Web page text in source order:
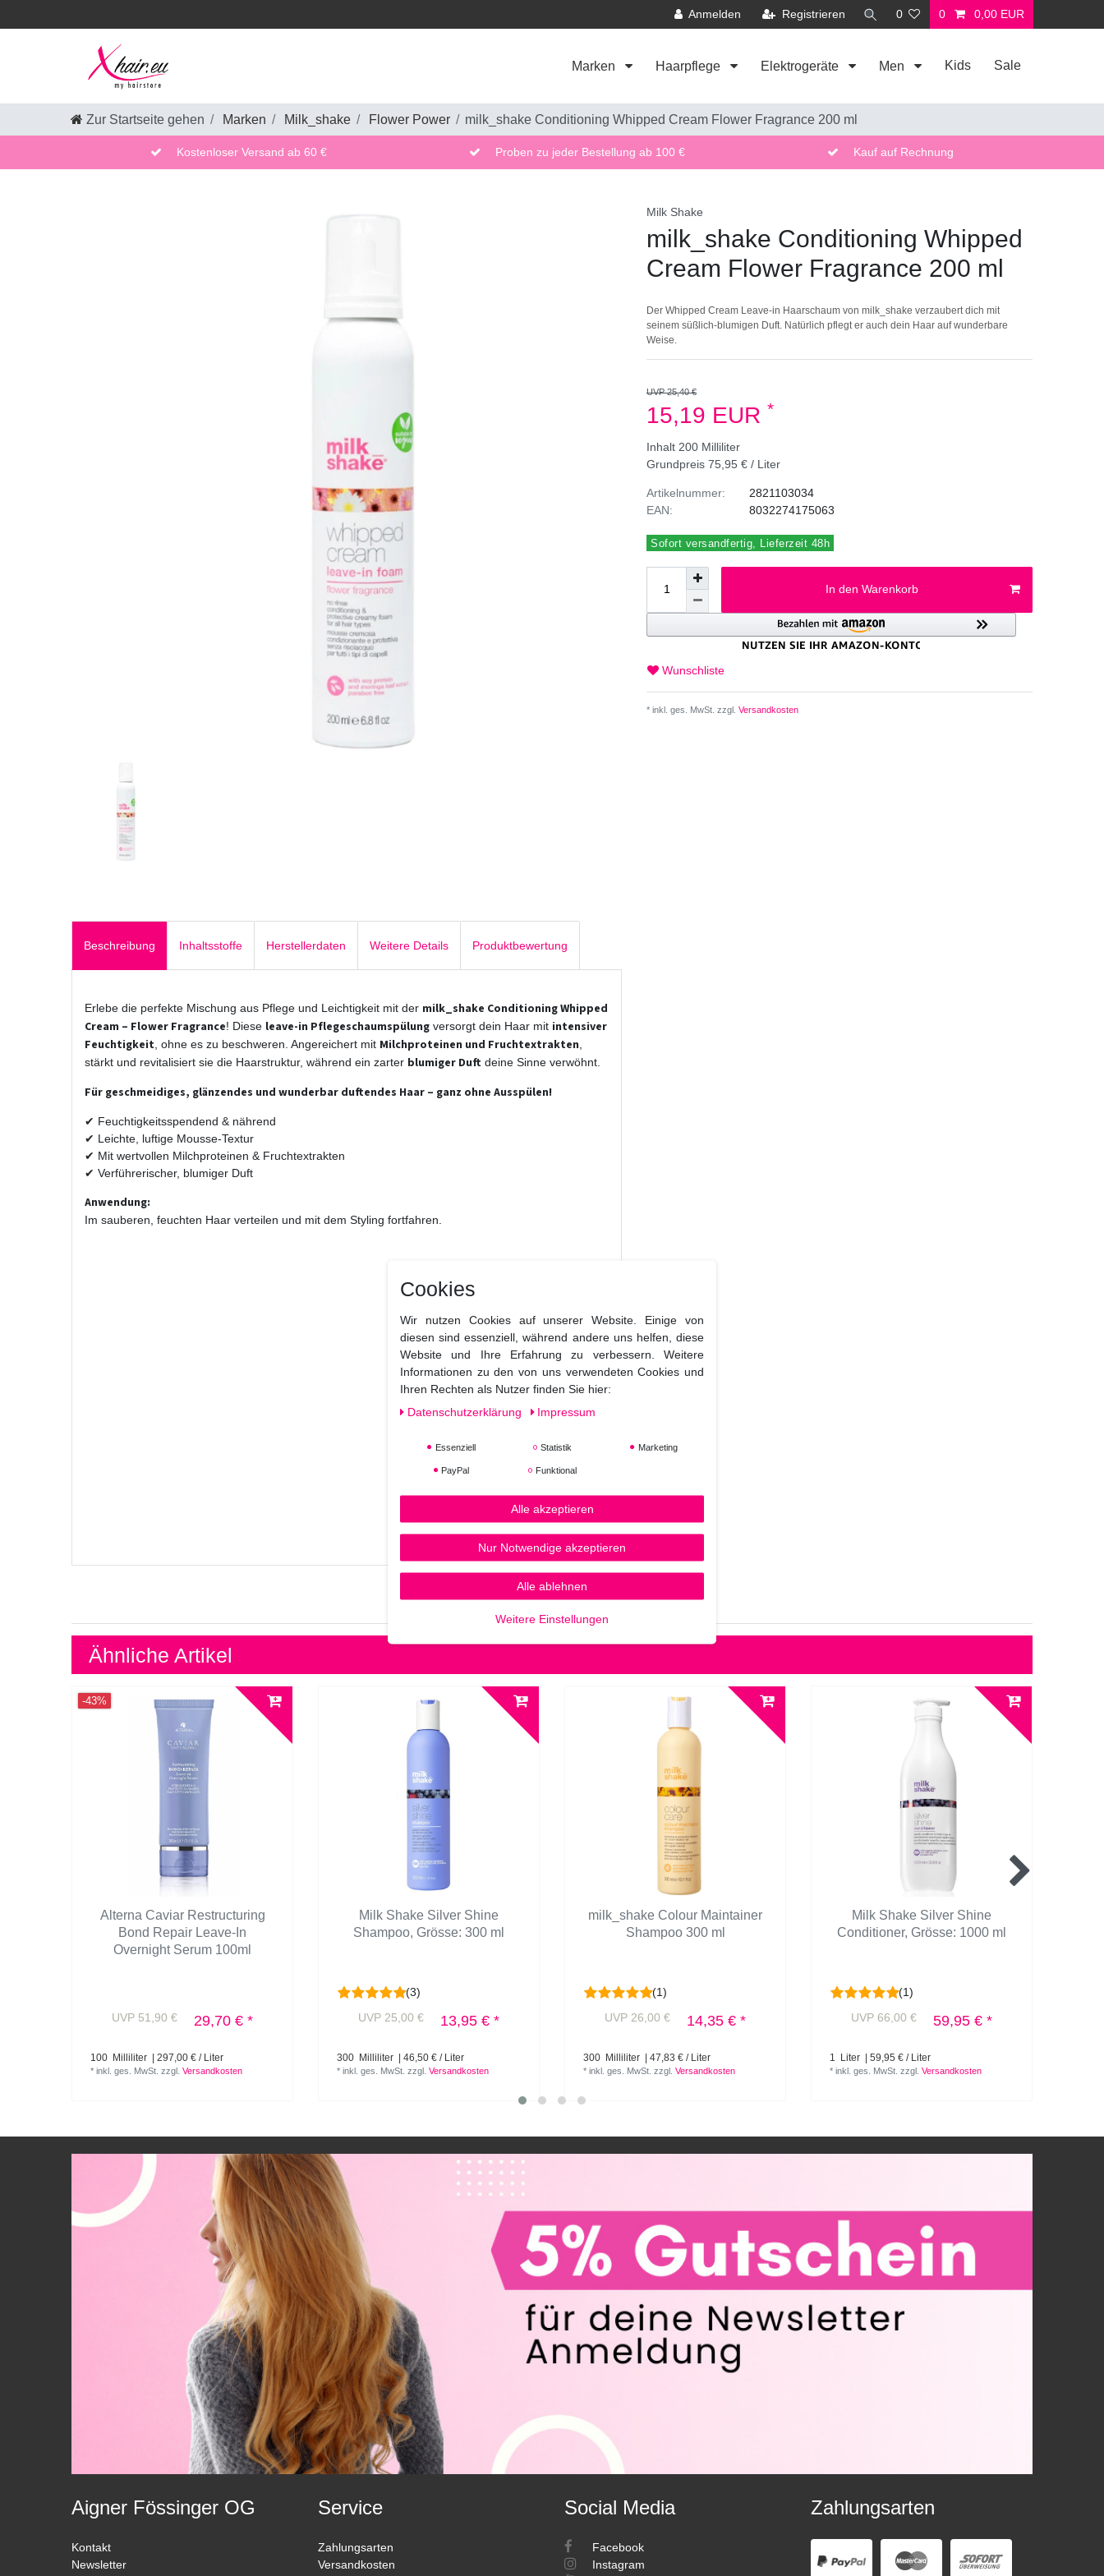
Anmelden Registrieren 0 0 0,00 EUR
Marken Haarpflege Elektrogeräte Men Kids Sale
Zur Startseite gehen Marken Milk_shake Flower Power milk_shake Conditioning Whipped Cream Flower Fragrance 200 ml
Kostenloser Versand ab 60 € Proben zu jeder Bestellung ab 100 € Kauf auf Rechnung
Milk Shake
milk_shake Conditioning Whipped
Cream Flower Fragrance 200 ml
Der Whipped Cream Leave-in Haarschaum von milk_shake verzaubert dich mit
seinem süßlich-blumigen Duft. Natürlich pflegt er auch dein Haar auf wunderbare
Weise.
UVP 25,40 €
15,19 EUR *
Inhalt 200 Milliliter
Grundpreis 75,95 € / Liter
Artikelnummer:
EAN:
2821103034
8032274175063
Sofort versandfertig, Lieferzeit 48h
In den Warenkorb
Wunschliste
* inkl. ges. MwSt. zzgl. Versandkosten
Beschreibung Inhaltsstoffe Herstellerdaten Weitere Details Produktbewertung
Erlebe die perfekte Mischung aus Pflege und Leichtigkeit mit der milk_shake Conditioning Whipped
Cream – Flower Fragrance! Diese leave-in Pflegeschaumspülung versorgt dein Haar mit intensiver
Feuchtigkeit , ohne es zu beschweren. Angereichert mit Milchproteinen und Fruchtextrakten
stärkt und revitalisiert sie die Haarstruktur, während ein zarter blumiger Duft deine Sinne verwöhnt.
Für geschmeidiges, glänzendes und wunderbar duftendes Haar – ganz ohne Ausspülen!
✔ Feuchtigkeitsspendend & nährend
✔ Leichte, luftige Mousse-Textur
✔ Mit wertvollen Milchproteinen & Fruchtextrakten
✔ Verführerischer, blumiger Duft
Anwendung:
Im sauberen, feuchten Haar verteilen und mit dem Styling fortfahren.
Ähnliche Artikel
-43%
Alterna Caviar Restructuring
Bond Repair Leave-In
Overnight Serum 100ml
UVP 51,90 € 29,70 € *
100 Milliliter | 297,00 € / Liter
*inkl. ges. MwSt. zzgl.Versandkosten
Milk Shake Silver Shine
Shampoo, Grösse: 300 ml
(3)
UVP 25,00 €
13,95 € *
300 Milliliter | 46,50 € / Liter
*inkl. ges. MwSt. zzgl.Versandkosten
milk_shake Colour Maintainer
Shampoo 300 ml
(1)
UVP 26,00 €
14,35 € *
300 Milliliter | 47,83 € / Liter
*inkl. ges. MwSt. zzgl.Versandkosten
Milk Shake Silver Shine
Conditioner, Grösse: 1000 ml
(1)
UVP 66,00 €
59,95 € *
1 Liter | 59,95 € / Liter
*inkl. ges. MwSt. zzgl.Versandkosten
Aigner Fössinger OG
Kontakt
Newsletter
Service
Zahlungsarten
Versandkosten
Social Media
Facebook
Instagram
Zahlungsarten
Cookies
Wir nutzen Cookies auf unserer Website. Einige von
diesen sind essenziell, während andere uns helfen, diese
Website und Ihre Erfahrung zu verbessern. Weitere
Informationen zu den von uns verwendeten Cookies und
Ihren Rechten als Nutzer finden Sie hier:
Daten­schutz­erklärung
Impressum
Essenziell Statistik Marketing
PayPal Funktional
Alle akzeptieren
Nur Notwendige akzeptieren
Alle ablehnen
Weitere Einstellungen